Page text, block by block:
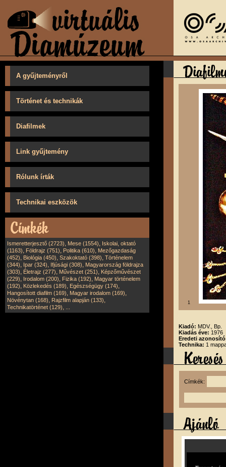
A gyűjteményről
Történet és technikák
Diafilmek
Link gyűjtemény
Rólunk írták
Technikai eszközök
Ismeretterjesztő (2723), Mese (1554), Iskolai, oktató
(1163), Földrajz (751), Politika (610), Mezőgazdaság
(452), Biológia (450), Szakoktató (398), Történelem
(344), Ipar (324), Ifjúsági (308), Magyarország földrajza
(303), Életrajz (277), Művészet (251), Képzőművészet
(229), Irodalom (200), Fizika (192), Magyar történelem
(192), Közlekedés (189), Egészségügy (174),
Hangosított diafilm (169), Magyar irodalom (169),
Növénytan (168), Rajzfilm alapján (133),
Technikatörténet (129),
1
Kiadó: MDV., Bp.
Kiadás éve: 1976
Eredeti
Technika: 1
Címkék: